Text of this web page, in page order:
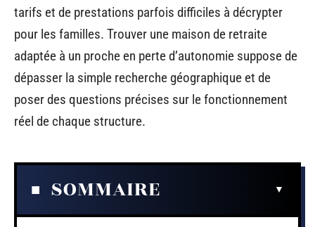
tarifs et de prestations parfois difficiles à décrypter
pour les familles. Trouver une maison de retraite
adaptée à un proche en perte d’autonomie suppose de
dépasser la simple recherche géographique et de
poser des questions précises sur le fonctionnement
réel de chaque structure.
SOMMAIRE